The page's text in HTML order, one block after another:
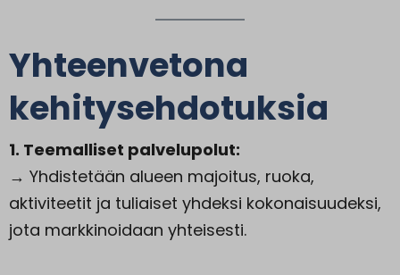
Yhteenvetona
kehitysehdotuksia
1. Teemalliset palvelupolut:
→ Yhdistetään alueen majoitus, ruoka,
aktiviteetit ja tuliaiset yhdeksi kokonaisuudeksi,
jota markkinoidaan yhteisesti.